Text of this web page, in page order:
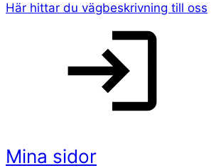
Här hittar du vägbeskrivning till oss
Mina sidor